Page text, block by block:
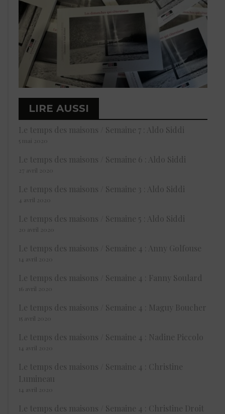
LIRE AUSSI
Le temps des maisons / Semaine 7 : Aldo Siddi
5 mai 2020
Le temps des maisons / Semaine 6 : Aldo Siddi
27 avril 2020
Le temps des maisons / Semaine 3 : Aldo Siddi
4 avril 2020
Le temps des maisons / Semaine 5 : Aldo Siddi
20 avril 2020
Le temps des maisons / Semaine 4 : Anny Golfouse
14 avril 2020
Le temps des maisons / Semaine 4 : Fanny Soulard
16 avril 2020
Le temps des maisons / Semaine 4 : Maguy Boucher
15 avril 2020
Le temps des maisons / Semaine 4 : Nadine Piccolo
14 avril 2020
Le temps des maisons / Semaine 4 : Christine
Lumineau
14 avril 2020
Le temps des maisons / Semaine 4 : Christine Droit